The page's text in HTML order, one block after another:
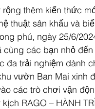
thêm kiến thức
thuật sân khấu và
phú, ngày 25/6/
các bạn nhỏ
đa trải nghiệm dành
vườn Ban Mai xinh
các trò chơi vận
RAGO – HÀNH